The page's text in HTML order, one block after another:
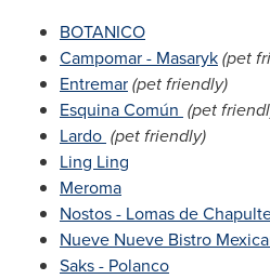
BOTANICO
Campomar - Masaryk(pet
Entremar(pet friendly)
Esquina Común (pet
Lardo (pet friendly)
Ling Ling
Meroma
Nostos - Lomas de
Nueve Nueve Bistro
Saks - Polanco